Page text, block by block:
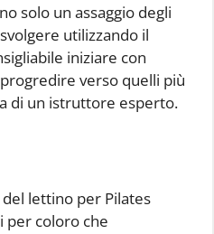
solo un assaggio degli
utilizzando il
iniziare con
verso quelli più
di un istruttore esperto.
del lettino per Pilates
per coloro che